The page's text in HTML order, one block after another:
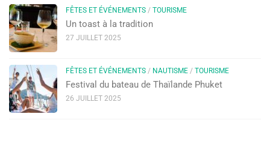
FÊTES ET ÉVÉNEMENTS / TOURISME
Un toast à la tradition
27 JUILLET 2025
FÊTES ET ÉVÉNEMENTS / NAUTISME / TOURISME
Festival du bateau de Thaïlande Phuket
26 JUILLET 2025